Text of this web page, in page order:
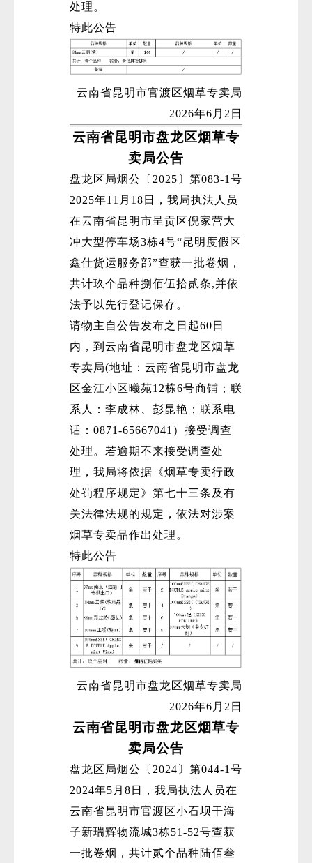
处理。
特此公告
云南省昆明市官渡区烟草专卖局
2026年6月2日
云南省昆明市盘龙区烟草专
卖局公告
盘龙区局烟公〔2025〕第083-1号
2025年11月18日，我局执法人员
在云南省昆明市呈贡区倪家营大
冲大型停车场3栋4号“昆明度假区
鑫仕货运服务部”查获一批卷烟，
共计玖个品种捌佰伍拾贰条,并依
法予以先行登记保存。
请物主自公告发布之日起60日
内，到云南省昆明市盘龙区烟草
专卖局(地址：云南省昆明市盘龙
区金江小区曦苑12栋6号商铺；联
系人：李成林、彭昆艳；联系电
话：0871-65667041）接受调查
处理。若逾期不来接受调查处
理，我局将依据《烟草专卖行政
处罚程序规定》第七十三条及有
关法律法规的规定，依法对涉案
烟草专卖品作出处理。
特此公告
云南省昆明市盘龙区烟草专卖局
2026年6月2日
云南省昆明市盘龙区烟草专
卖局公告
盘龙区局烟公〔2024〕第044-1号
2024年5月8日，我局执法人员在
云南省昆明市官渡区小石坝干海
子新瑞辉物流城3栋51-52号查获
一批卷烟，共计贰个品种陆佰叁